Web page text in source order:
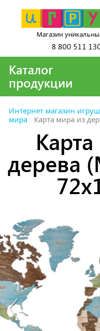
Магазин
8 800 511
Каталог
продукции
Интернет магазин
мира
Карта мира из
дерева